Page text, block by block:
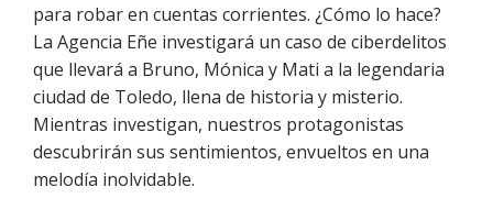
para robar en cuentas corrientes. ¿Cómo lo hace?
La Agencia Eñe investigará un caso de ciberdelitos
que llevará a Bruno, Mónica y Mati a la legendaria
ciudad de Toledo, llena de historia y misterio.
Mientras investigan, nuestros protagonistas
descubrirán sus sentimientos, envueltos en una
melodía inolvidable.